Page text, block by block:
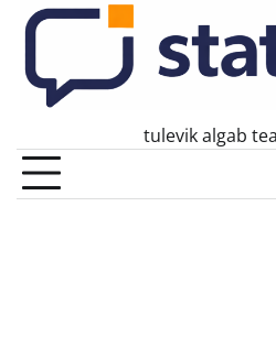
Skip
content
tulevik algab